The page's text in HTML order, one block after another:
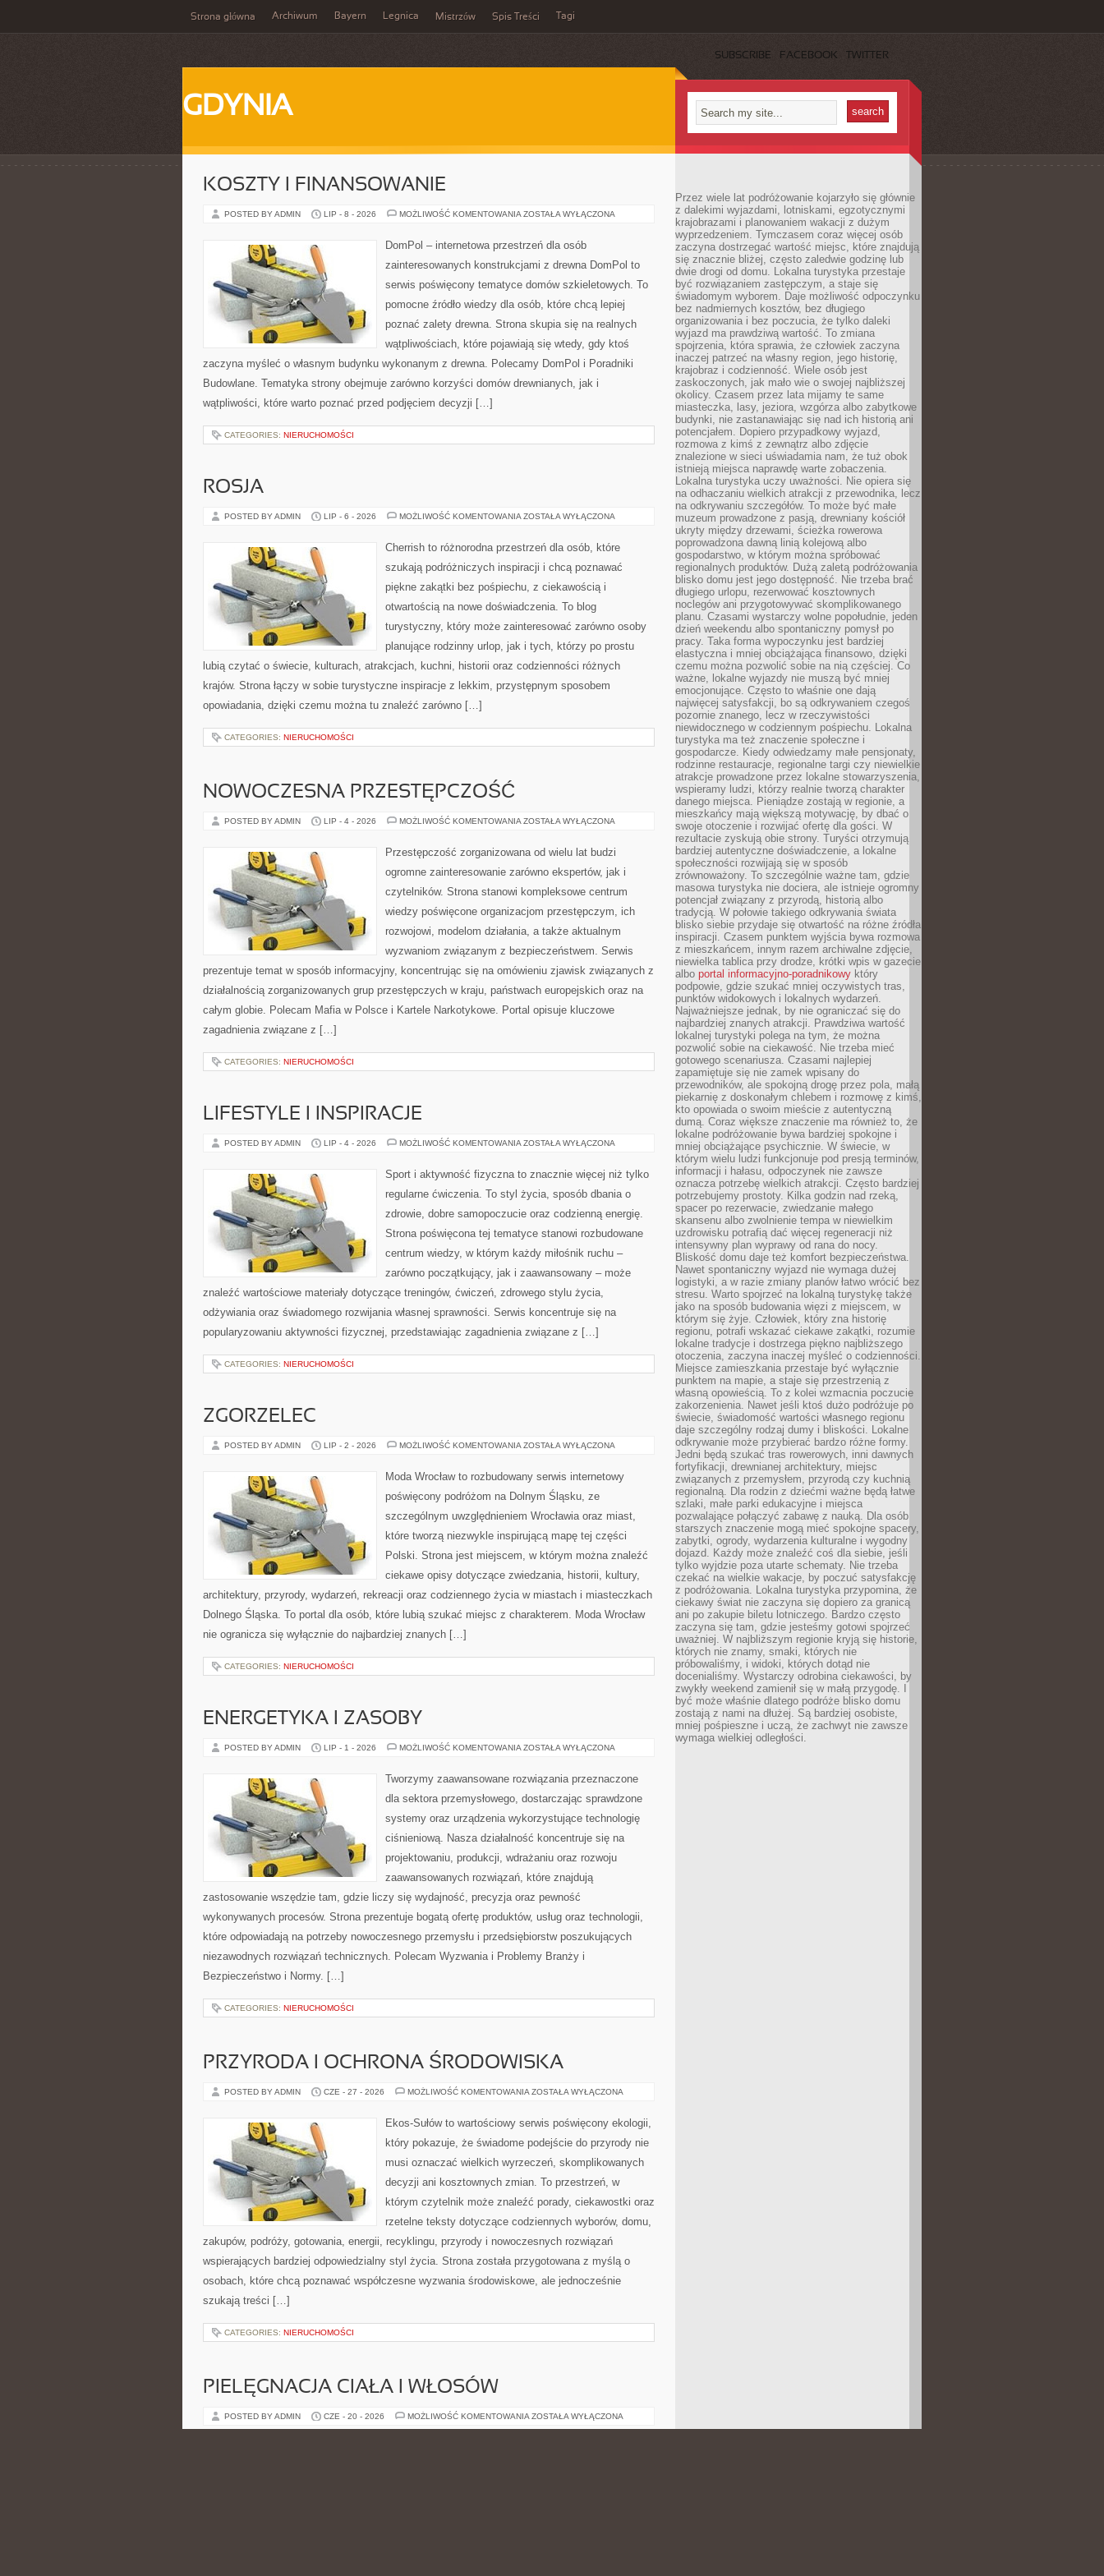
Strona główna Archiwum Bayern Legnica Mistrzów Spis Treści Tagi
SUBSCRIBE FACEBOOK TWITTER
GDYNIA
KOSZTY I FINANSOWANIE
POSTED BY ADMIN LIP - 8 - 2026 MOŻLIWOŚĆ KOMENTOWANIA KOSZTY
ZOSTAŁA WYŁĄCZONA
DomPol – internetowa przestrzeń dla osób
zainteresowanych konstrukcjami z drewna DomPol to
serwis poświęcony tematyce domów szkieletowych. To
pomocne źródło wiedzy dla osób, które chcą lepiej
poznać zalety drewna. Strona skupia się na realnych
wątpliwościach, które pojawiają się wtedy, gdy ktoś
zaczyna myśleć o własnym budynku wykonanym z drewna. Polecamy DomPol i Poradniki
Budowlane. Tematyka strony obejmuje zarówno korzyści domów drewnianych, jak i
wątpliwości, które warto poznać przed podjęciem decyzji […]
CATEGORIES: NIERUCHOMOŚCI
ROSJA
POSTED BY ADMIN LIP - 6 - 2026 MOŻLIWOŚĆ KOMENTOWANIA ROSJA
ZOSTAŁA WYŁĄCZONA
Cherrish to różnorodna przestrzeń dla osób, które
szukają podróżniczych inspiracji i chcą poznawać
piękne zakątki bez pośpiechu, z ciekawością i
otwartością na nowe doświadczenia. To blog
turystyczny, który może zainteresować zarówno osoby
planujące rodzinny urlop, jak i tych, którzy po prostu
lubią czytać o świecie, kulturach, atrakcjach, kuchni, historii oraz codzienności różnych
krajów. Strona łączy w sobie turystyczne inspiracje z lekkim, przystępnym sposobem
opowiadania, dzięki czemu można tu znaleźć zarówno […]
CATEGORIES: NIERUCHOMOŚCI
NOWOCZESNA PRZESTĘPCZOŚĆ
POSTED BY ADMIN LIP - 4 - 2026 MOŻLIWOŚĆ KOMENTOWANIA NOWOCZESNA
ZOSTAŁA WYŁĄCZONA
Przestępczość zorganizowana od wielu lat budzi
ogromne zainteresowanie zarówno ekspertów, jak i
czytelników. Strona stanowi kompleksowe centrum
wiedzy poświęcone organizacjom przestępczym, ich
rozwojowi, modelom działania, a także aktualnym
wyzwaniom związanym z bezpieczeństwem. Serwis
prezentuje temat w sposób informacyjny, koncentrując się na omówieniu zjawisk związanych z
działalnością zorganizowanych grup przestępczych w kraju, państwach europejskich oraz na
całym globie. Polecam Mafia w Polsce i Kartele Narkotykowe. Portal opisuje kluczowe
zagadnienia związane z […]
CATEGORIES: NIERUCHOMOŚCI
LIFESTYLE I INSPIRACJE
POSTED BY ADMIN LIP - 4 - 2026 MOŻLIWOŚĆ KOMENTOWANIA LIFESTYLE
ZOSTAŁA WYŁĄCZONA
Sport i aktywność fizyczna to znacznie więcej niż tylko
regularne ćwiczenia. To styl życia, sposób dbania o
zdrowie, dobre samopoczucie oraz codzienną energię.
Strona poświęcona tej tematyce stanowi rozbudowane
centrum wiedzy, w którym każdy miłośnik ruchu –
zarówno początkujący, jak i zaawansowany – może
znaleźć wartościowe materiały dotyczące treningów, ćwiczeń, zdrowego stylu życia,
odżywiania oraz świadomego rozwijania własnej sprawności. Serwis koncentruje się na
popularyzowaniu aktywności fizycznej, przedstawiając zagadnienia związane z […]
CATEGORIES: NIERUCHOMOŚCI
ZGORZELEC
POSTED BY ADMIN LIP - 2 - 2026 MOŻLIWOŚĆ KOMENTOWANIA ZGORZELEC
ZOSTAŁA WYŁĄCZONA
Moda Wrocław to rozbudowany serwis internetowy
poświęcony podróżom na Dolnym Śląsku, ze
szczególnym uwzględnieniem Wrocławia oraz miast,
które tworzą niezwykle inspirującą mapę tej części
Polski. Strona jest miejscem, w którym można znaleźć
ciekawe opisy dotyczące zwiedzania, historii, kultury,
architektury, przyrody, wydarzeń, rekreacji oraz codziennego życia w miastach i miasteczkach
Dolnego Śląska. To portal dla osób, które lubią szukać miejsc z charakterem. Moda Wrocław
nie ogranicza się wyłącznie do najbardziej znanych […]
CATEGORIES: NIERUCHOMOŚCI
ENERGETYKA I ZASOBY
POSTED BY ADMIN LIP - 1 - 2026 MOŻLIWOŚĆ KOMENTOWANIA ENERGETYKA
ZOSTAŁA WYŁĄCZONA
Tworzymy zaawansowane rozwiązania przeznaczone
dla sektora przemysłowego, dostarczając sprawdzone
systemy oraz urządzenia wykorzystujące technologię
ciśnieniową. Nasza działalność koncentruje się na
projektowaniu, produkcji, wdrażaniu oraz rozwoju
zaawansowanych rozwiązań, które znajdują
zastosowanie wszędzie tam, gdzie liczy się wydajność, precyzja oraz pewność
wykonywanych procesów. Strona prezentuje bogatą ofertę produktów, usług oraz technologii,
które odpowiadają na potrzeby nowoczesnego przemysłu i przedsiębiorstw poszukujących
niezawodnych rozwiązań technicznych. Polecam Wyzwania i Problemy Branży i
Bezpieczeństwo i Normy. […]
CATEGORIES: NIERUCHOMOŚCI
PRZYRODA I OCHRONA ŚRODOWISKA
POSTED BY ADMIN CZE - 27 - 2026 MOŻLIWOŚĆ KOMENTOWANIA PRZYRODA
ŚRODOWISKA
ZOSTAŁA WYŁĄCZONA
Ekos-Sułów to wartościowy serwis poświęcony ekologii,
który pokazuje, że świadome podejście do przyrody nie
musi oznaczać wielkich wyrzeczeń, skomplikowanych
decyzji ani kosztownych zmian. To przestrzeń, w
którym czytelnik może znaleźć porady, ciekawostki oraz
rzetelne teksty dotyczące codziennych wyborów, domu,
zakupów, podróży, gotowania, energii, recyklingu, przyrody i nowoczesnych rozwiązań
wspierających bardziej odpowiedzialny styl życia. Strona została przygotowana z myślą o
osobach, które chcą poznawać współczesne wyzwania środowiskowe, ale jednocześnie
szukają treści […]
CATEGORIES: NIERUCHOMOŚCI
PIELĘGNACJA CIAŁA I WŁOSÓW
POSTED BY ADMIN CZE - 20 - 2026 MOŻLIWOŚĆ KOMENTOWANIA PIELĘGNACJA
ZOSTAŁA WYŁĄCZONA
Przez wiele lat podróżowanie kojarzyło się głównie
z dalekimi wyjazdami, lotniskami, egzotycznymi
krajobrazami i planowaniem wakacji z dużym
wyprzedzeniem. Tymczasem coraz więcej osób
zaczyna dostrzegać wartość miejsc, które znajdują
się znacznie bliżej, często zaledwie godzinę lub
dwie drogi od domu. Lokalna turystyka przestaje
być rozwiązaniem zastępczym, a staje się
świadomym wyborem. Daje możliwość odpoczynku
bez nadmiernych kosztów, bez długiego
organizowania i bez poczucia, że tylko daleki
wyjazd ma prawdziwą wartość. To zmiana
spojrzenia, która sprawia, że człowiek zaczyna
inaczej patrzeć na własny region, jego historię,
krajobraz i codzienność. Wiele osób jest
zaskoczonych, jak mało wie o swojej najbliższej
okolicy. Czasem przez lata mijamy te same
miasteczka, lasy, jeziora, wzgórza albo zabytkowe
budynki, nie zastanawiając się nad ich historią ani
potencjałem. Dopiero przypadkowy wyjazd,
rozmowa z kimś z zewnątrz albo zdjęcie
znalezione w sieci uświadamia nam, że tuż obok
istnieją miejsca naprawdę warte zobaczenia.
Lokalna turystyka uczy uważności. Nie opiera się
na odhaczaniu wielkich atrakcji z przewodnika, lecz
na odkrywaniu szczegółów. To może być małe
muzeum prowadzone z pasją, drewniany kościół
ukryty między drzewami, ścieżka rowerowa
poprowadzona dawną linią kolejową albo
gospodarstwo, w którym można spróbować
regionalnych produktów. Dużą zaletą podróżowania
blisko domu jest jego dostępność. Nie trzeba brać
długiego urlopu, rezerwować kosztownych
noclegów ani przygotowywać skomplikowanego
planu. Czasami wystarczy wolne popołudnie, jeden
dzień weekendu albo spontaniczny pomysł po
pracy. Taka forma wypoczynku jest bardziej
elastyczna i mniej obciążająca finansowo, dzięki
czemu można pozwolić sobie na nią częściej. Co
ważne, lokalne wyjazdy nie muszą być mniej
emocjonujące. Często to właśnie one dają
najwięcej satysfakcji, bo są odkrywaniem czegoś
pozornie znanego, lecz w rzeczywistości
niewidocznego w codziennym pośpiechu. Lokalna
turystyka ma też znaczenie społeczne i
gospodarcze. Kiedy odwiedzamy małe pensjonaty,
rodzinne restauracje, regionalne targi czy niewielkie
atrakcje prowadzone przez lokalne stowarzyszenia,
wspieramy ludzi, którzy realnie tworzą charakter
danego miejsca. Pieniądze zostają w regionie, a
mieszkańcy mają większą motywację, by dbać o
swoje otoczenie i rozwijać ofertę dla gości. W
rezultacie zyskują obie strony. Turyści otrzymują
bardziej autentyczne doświadczenie, a lokalne
społeczności rozwijają się w sposób
zrównoważony. To szczególnie ważne tam, gdzie
masowa turystyka nie dociera, ale istnieje ogromny
potencjał związany z przyrodą, historią albo
tradycją. W połowie takiego odkrywania świata
blisko siebie przydaje się otwartość na różne źródła
inspiracji. Czasem punktem wyjścia bywa rozmowa
z mieszkańcem, innym razem archiwalne zdjęcie,
niewielka tablica przy drodze, krótki wpis w gazecie
albo portal informacyjno-poradnikowy który
podpowie, gdzie szukać mniej oczywistych tras,
punktów widokowych i lokalnych wydarzeń.
Najważniejsze jednak, by nie ograniczać się do
najbardziej znanych atrakcji. Prawdziwa wartość
lokalnej turystyki polega na tym, że można
pozwolić sobie na ciekawość. Nie trzeba mieć
gotowego scenariusza. Czasami najlepiej
zapamiętuje się nie zamek wpisany do
przewodników, ale spokojną drogę przez pola, małą
piekarnię z doskonałym chlebem i rozmowę z kimś,
kto opowiada o swoim mieście z autentyczną
dumą. Coraz większe znaczenie ma również to, że
lokalne podróżowanie bywa bardziej spokojne i
mniej obciążające psychicznie. W świecie, w
którym wielu ludzi funkcjonuje pod presją terminów,
informacji i hałasu, odpoczynek nie zawsze
oznacza potrzebę wielkich atrakcji. Często bardziej
potrzebujemy prostoty. Kilka godzin nad rzeką,
spacer po rezerwacie, zwiedzanie małego
skansenu albo zwolnienie tempa w niewielkim
uzdrowisku potrafią dać więcej regeneracji niż
intensywny plan wyprawy od rana do nocy.
Bliskość domu daje też komfort bezpieczeństwa.
Nawet spontaniczny wyjazd nie wymaga dużej
logistyki, a w razie zmiany planów łatwo wrócić bez
stresu. Warto spojrzeć na lokalną turystykę także
jako na sposób budowania więzi z miejscem, w
którym się żyje. Człowiek, który zna historię
regionu, potrafi wskazać ciekawe zakątki, rozumie
lokalne tradycje i dostrzega piękno najbliższego
otoczenia, zaczyna inaczej myśleć o codzienności.
Miejsce zamieszkania przestaje być wyłącznie
punktem na mapie, a staje się przestrzenią z
własną opowieścią. To z kolei wzmacnia poczucie
zakorzenienia. Nawet jeśli ktoś dużo podróżuje po
świecie, świadomość wartości własnego regionu
daje szczególny rodzaj dumy i bliskości. Lokalne
odkrywanie może przybierać bardzo różne formy.
Jedni będą szukać tras rowerowych, inni dawnych
fortyfikacji, drewnianej architektury, miejsc
związanych z przemysłem, przyrodą czy kuchnią
regionalną. Dla rodzin z dziećmi ważne będą łatwe
szlaki, małe parki edukacyjne i miejsca
pozwalające połączyć zabawę z nauką. Dla osób
starszych znaczenie mogą mieć spokojne spacery,
zabytki, ogrody, wydarzenia kulturalne i wygodny
dojazd. Każdy może znaleźć coś dla siebie, jeśli
tylko wyjdzie poza utarte schematy. Nie trzeba
czekać na wielkie wakacje, by poczuć satysfakcję
z podróżowania. Lokalna turystyka przypomina, że
ciekawy świat nie zaczyna się dopiero za granicą
ani po zakupie biletu lotniczego. Bardzo często
zaczyna się tam, gdzie jesteśmy gotowi spojrzeć
uważniej. W najbliższym regionie kryją się historie,
których nie znamy, smaki, których nie
próbowaliśmy, i widoki, których dotąd nie
docenialiśmy. Wystarczy odrobina ciekawości, by
zwykły weekend zamienił się w małą przygodę. I
być może właśnie dlatego podróże blisko domu
zostają z nami na dłużej. Są bardziej osobiste,
mniej pośpieszne i uczą, że zachwyt nie zawsze
wymaga wielkiej odległości.